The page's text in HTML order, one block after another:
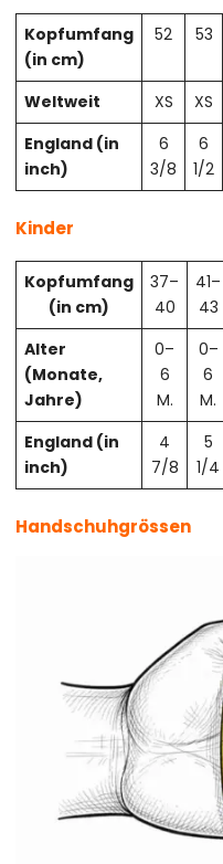
Kopfumfang
(in cm)
52 53
Weltweit XS XS
England (in
inch)
6
3/8
6
1/2
Kinder
Kopfumfang
(in cm)
37–
40
41–
43
Alter
(Monate,
Jahre)
0–
6
M.
0–
6
M.
England (in
inch)
4
7/8
5
1/4
Handschuhgrössen